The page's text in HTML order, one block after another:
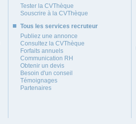
Tester la CVThèque
Souscrire à la CVThèque
Tous les services recruteur
Publiez une annonce
Consultez la CVThèque
Forfaits annuels
Communication RH
Obtenir un devis
Besoin d'un conseil
Témoignages
Partenaires